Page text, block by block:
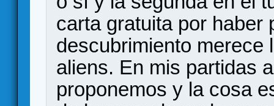
carta gratuita por haber
descubrimiento merece
aliens. En mis partidas
proponemos y la cosa